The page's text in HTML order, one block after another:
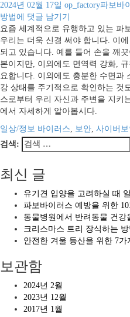
2024년 02월 17일 op_factory파보바
방법에 댓글 남기기
요즘 세계적으로 유행하고 있는 파
우리는 더욱 신경 써야 합니다. 이
되고 있습니다. 예를 들어 손을 깨
본이지만, 이외에도 면역력 강화,
요합니다. 이외에도 충분한 수면과
강 상태를 주기적으로 확인하는 것
스로부터 우리 자신과 주변을 지키
에서 자세하게 알아봅시다.
일상/정보 바이러스, 보안, 사이버
검색:
최신 글
유기견 입양을 고려하실 때
파보바이러스 예방을 위한
동물병원에서 반려동물 건강
크리스마스 트리 장식하는 방
안전한 겨울 등산을 위한 7가
보관함
2024년 2월
2023년 12월
2017년 1월